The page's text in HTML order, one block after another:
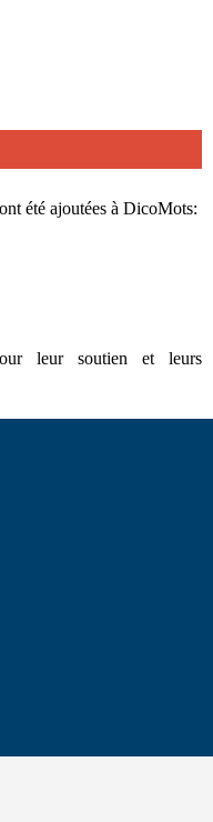
été ajoutées à DicoMots:
leur soutien et leurs